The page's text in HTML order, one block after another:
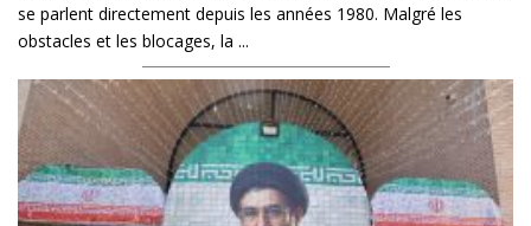
se parlent directement depuis les années 1980. Malgré les
obstacles et les blocages, la ...